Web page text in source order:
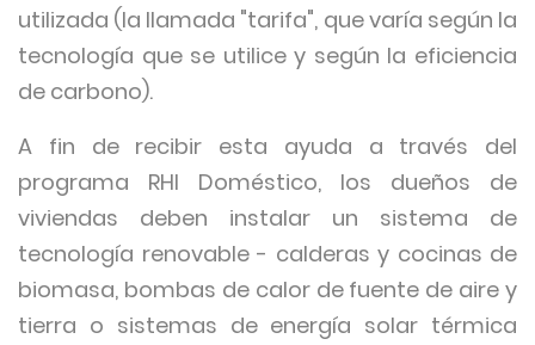
utilizada (la llamada "tarifa", que varía según la
tecnología que se utilice y según la eficiencia
de carbono).
A fin de recibir esta ayuda a través del
programa RHI Doméstico, los dueños de
viviendas deben instalar un sistema de
tecnología renovable - calderas y cocinas de
biomasa, bombas de calor de fuente de aire y
tierra o sistemas de energía solar térmica